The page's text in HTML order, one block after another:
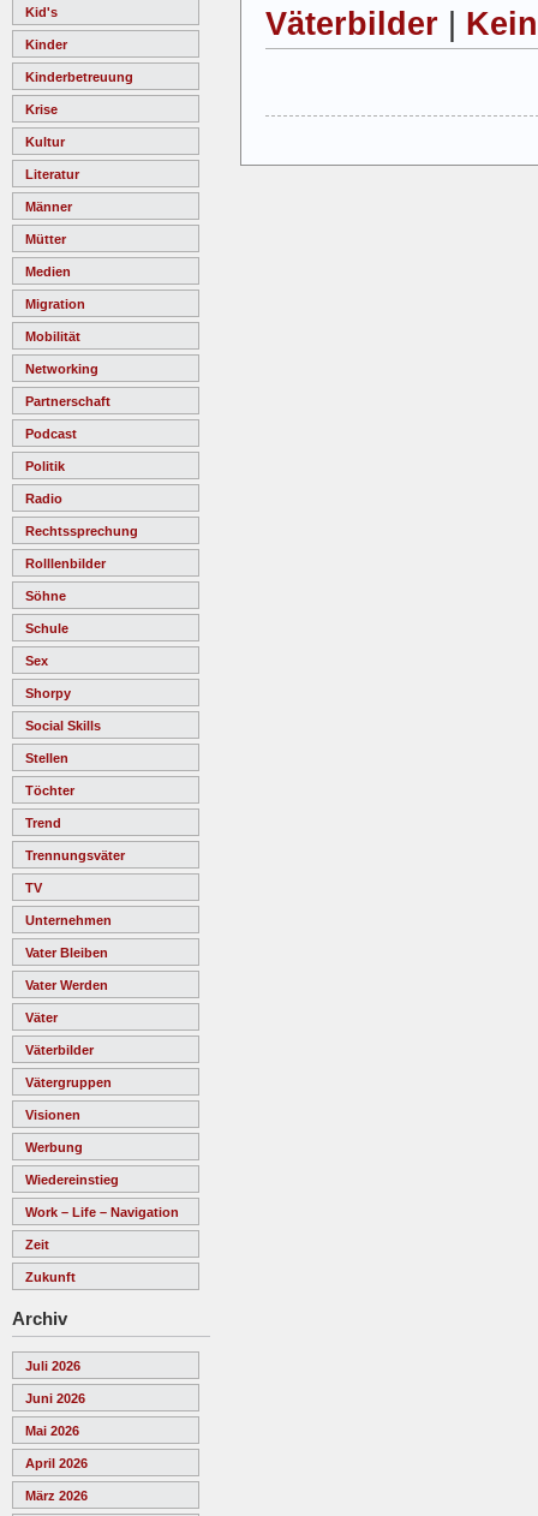
Kid's
Kinder
Kinderbetreuung
Krise
Kultur
Literatur
Männer
Mütter
Medien
Migration
Mobilität
Networking
Partnerschaft
Podcast
Politik
Radio
Rechtssprechung
Rolllenbilder
Söhne
Schule
Sex
Shorpy
Social Skills
Stellen
Töchter
Trend
Trennungsväter
TV
Unternehmen
Vater Bleiben
Vater Werden
Väter
Väterbilder
Vätergruppen
Visionen
Werbung
Wiedereinstieg
Work – Life – Navigation
Zeit
Zukunft
Archiv
Juli 2026
Juni 2026
Mai 2026
April 2026
März 2026
Väterbilder